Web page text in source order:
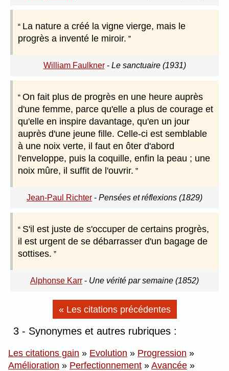
La nature a créé la vigne vierge, mais le
progrès a inventé le miroir.
William Faulkner- Le sanctuaire (1931)
On fait plus de progrès en une heure auprès
d'une femme, parce qu'elle a plus de courage et
qu'elle en inspire davantage, qu'en un jour
auprès d'une jeune fille. Celle-ci est semblable
à une noix verte, il faut en ôter d'abord
l'enveloppe, puis la coquille, enfin la peau ; une
noix mûre, il suffit de l'ouvrir.
Jean-Paul Richter - Pensées et réflexions (1829)
S'il est juste de s'occuper de certains progrès,
il est urgent de se débarrasser d'un bagage de
sottises.
Alphonse Karr - Une vérité par semaine (1852)
« Les citations précédentes
3 - Synonymes et autres rubriques :
Les citations gain » Evolution » Progression »
Amélioration » Perfectionnement » Avancée »